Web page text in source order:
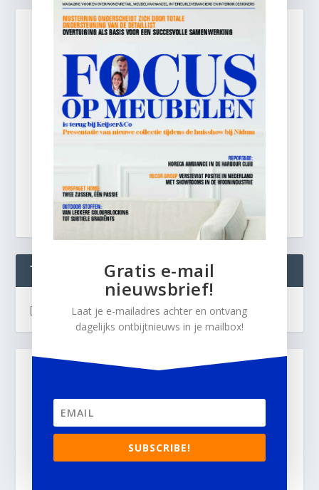
TWEETS
[custom-twitter-feeds]
Gratis e-mail
nieuwsbrief!
Laat je e-mailadres achter en ontvang
dagelijks ontbijtnieuws in je mailbox!
SUBSCRIBE!